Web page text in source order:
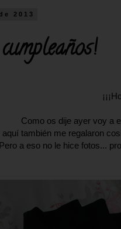
2013
Como os dije ayer voy a
también me regalaron
a eso no le hice fotos...